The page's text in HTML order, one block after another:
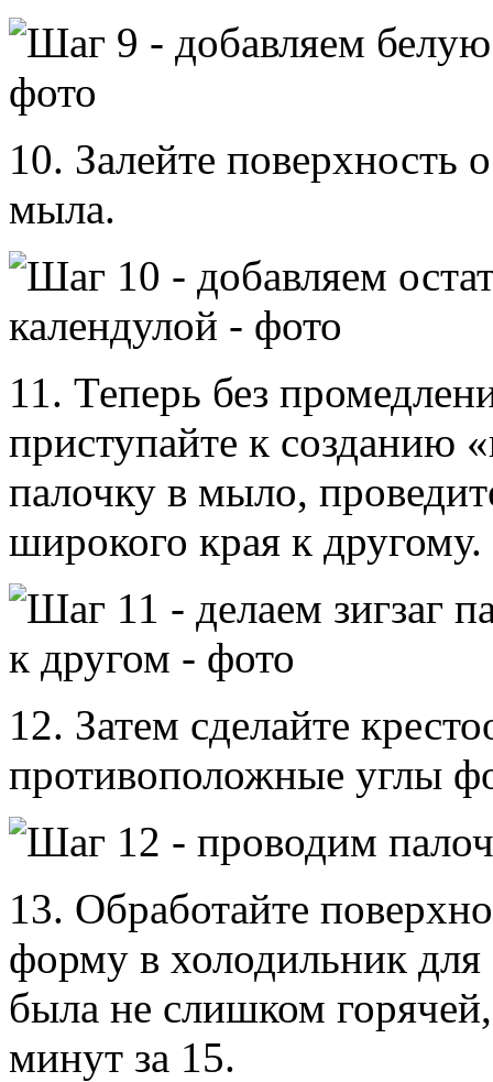
10. Залейте поверхность
мыла.
11. Теперь без
приступайте к созданию
палочку в мыло,
широкого края к другому.
12. Затем сделайте
противоположные углы
13. Обработайте
форму в холодильник для
была не слишком
минут за 15.